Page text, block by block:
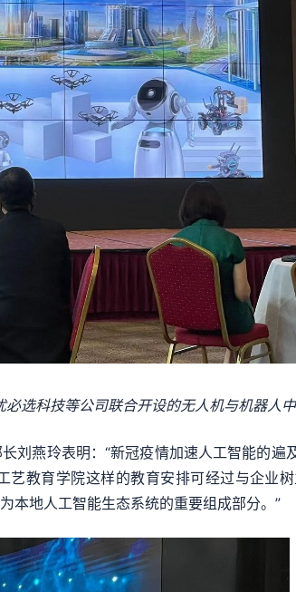
必选科技等公司联合开设的无人机与机器人
刘燕玲表明：“新冠疫情加速人工智能的遍
教育学院这样的教育安排可经过与企业
本地人工智能生态系统的重要组成部分。”